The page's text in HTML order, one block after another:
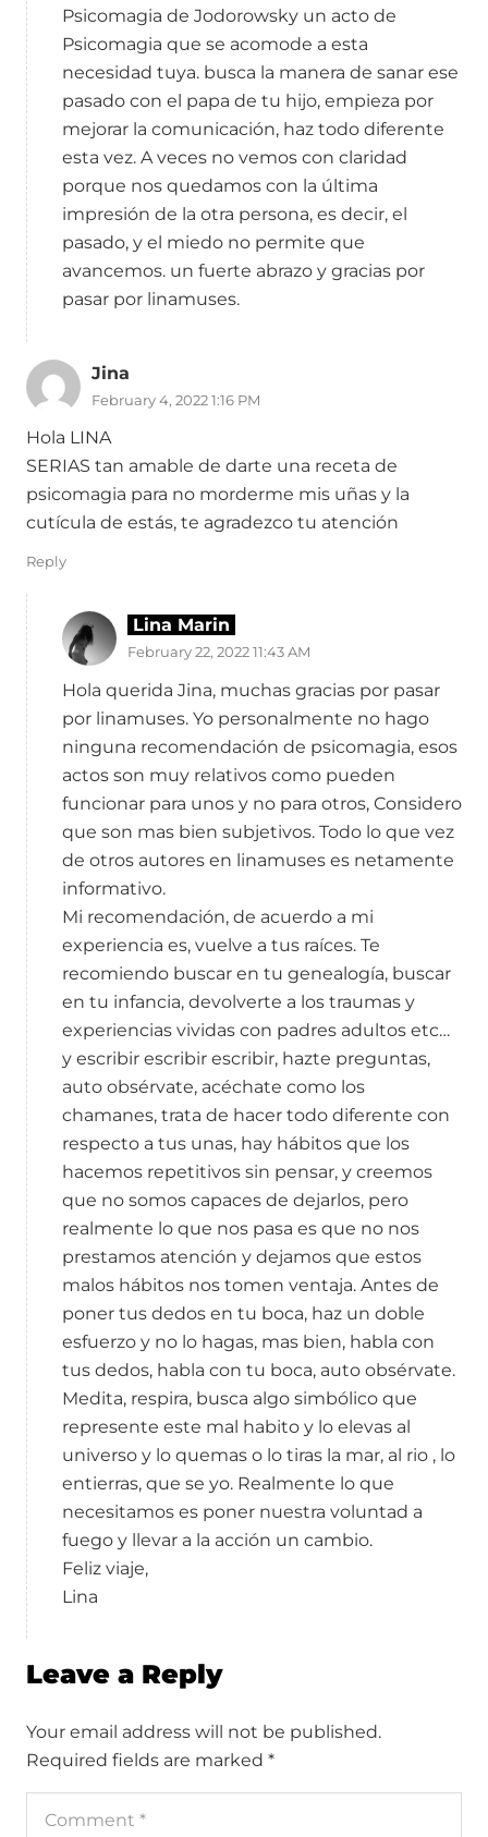
Psicomagia de Jodorowsky un acto de
Psicomagia que se acomode a esta
necesidad tuya. busca la manera de sanar ese
pasado con el papa de tu hijo, empieza por
mejorar la comunicación, haz todo diferente
esta vez. A veces no vemos con claridad
porque nos quedamos con la última
impresión de la otra persona, es decir, el
pasado, y el miedo no permite que
avancemos. un fuerte abrazo y gracias por
pasar por linamuses.
Jina
February 4, 2022 1:16 PM
Hola LINA
SERIAS tan amable de darte una receta de
psicomagia para no morderme mis uñas y la
cutícula de estás, te agradezco tu atención
Reply
Lina Marin
February 22, 2022 11:43 AM
Hola querida Jina, muchas gracias por pasar
por linamuses. Yo personalmente no hago
ninguna recomendación de psicomagia, esos
actos son muy relativos como pueden
funcionar para unos y no para otros, Considero
que son mas bien subjetivos. Todo lo que vez
de otros autores en linamuses es netamente
informativo.
Mi recomendación, de acuerdo a mi
experiencia es, vuelve a tus raíces. Te
recomiendo buscar en tu genealogía, buscar
en tu infancia, devolverte a los traumas y
experiencias vividas con padres adultos etc…
y escribir escribir escribir, hazte preguntas,
auto obsérvate, acéchate como los
chamanes, trata de hacer todo diferente con
respecto a tus unas, hay hábitos que los
hacemos repetitivos sin pensar, y creemos
que no somos capaces de dejarlos, pero
realmente lo que nos pasa es que no nos
prestamos atención y dejamos que estos
malos hábitos nos tomen ventaja. Antes de
poner tus dedos en tu boca, haz un doble
esfuerzo y no lo hagas, mas bien, habla con
tus dedos, habla con tu boca, auto obsérvate.
Medita, respira, busca algo simbólico que
represente este mal habito y lo elevas al
universo y lo quemas o lo tiras la mar, al rio , lo
entierras, que se yo. Realmente lo que
necesitamos es poner nuestra voluntad a
fuego y llevar a la acción un cambio.
Feliz viaje,
Lina
Leave a Reply
Your email address will not be published.
Required fields are marked *